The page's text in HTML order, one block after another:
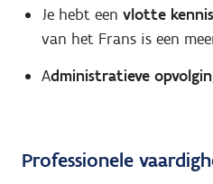
Je hebt een vlotte
van het Frans is een
Administratieve
Professionele